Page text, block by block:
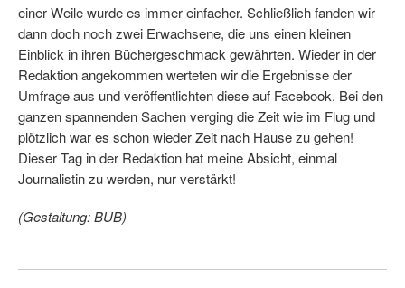
einer Weile wurde es immer einfacher. Schließlich fanden wir
dann doch noch zwei Erwachsene, die uns einen kleinen
Einblick in ihren Büchergeschmack gewährten. Wieder in der
Redaktion angekommen werteten wir die Ergebnisse der
Umfrage aus und veröffentlichten diese auf Facebook. Bei den
ganzen spannenden Sachen verging die Zeit wie im Flug und
plötzlich war es schon wieder Zeit nach Hause zu gehen!
Dieser Tag in der Redaktion hat meine Absicht, einmal
Journalistin zu werden, nur verstärkt!
(Gestaltung: BUB)